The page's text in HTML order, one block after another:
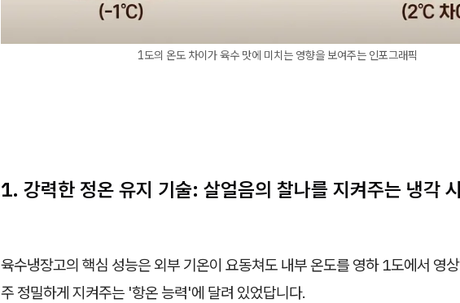
1도의 온도 차이가 육수 맛에 미치는 영향을 보여주는 인포그래픽
1. 강력한 정온 유지 기술: 살얼음의 찰나를 지켜주는 냉각
육수냉장고의 핵심 성능은 외부 기온이 요동쳐도 내부 온도를 영하 1도에서 영
주 정밀하게 지켜주는 '항온 능력'에 달려 있었답니다.